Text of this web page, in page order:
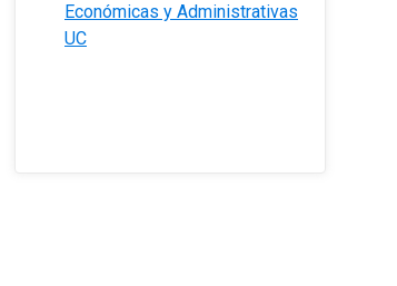
Económicas y Administrativas
UC